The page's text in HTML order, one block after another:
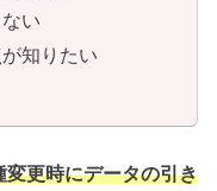
い
知りたい
変更時にデータの引き